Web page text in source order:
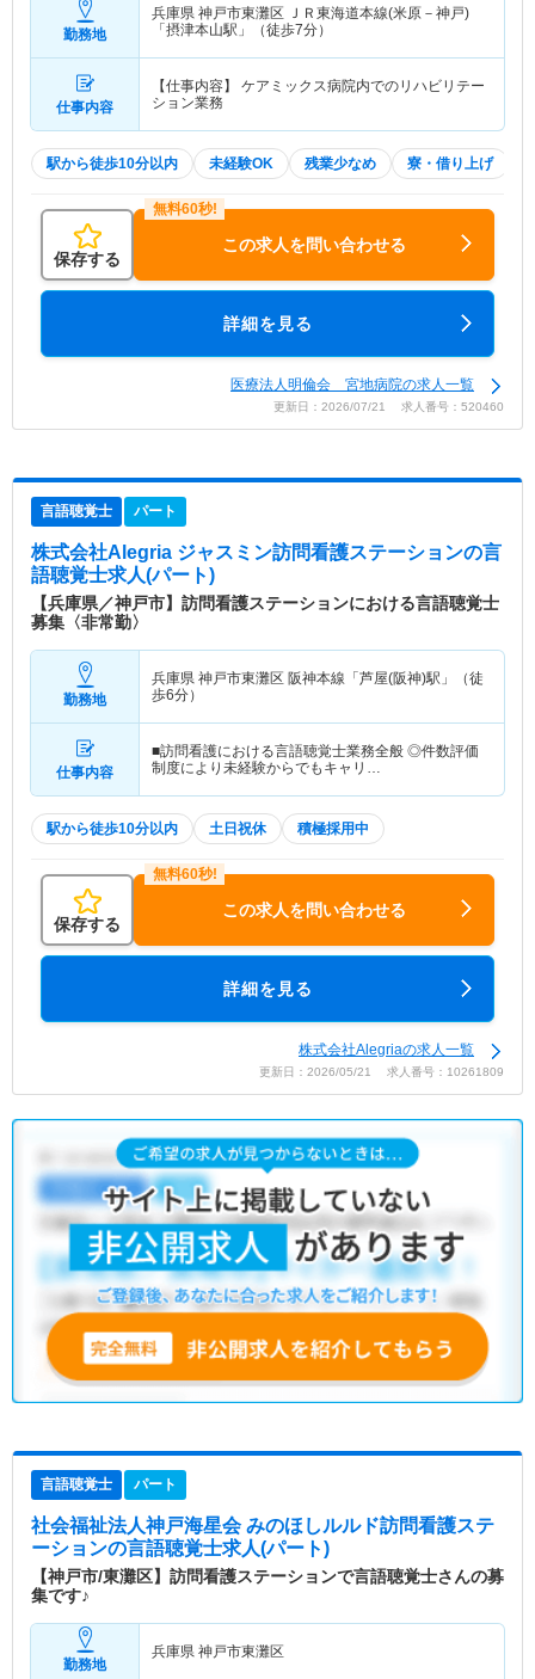
勤務地
兵庫県 神戸市東灘区 ＪＲ東海道本線(米原－神戸)
「摂津本山駅」（徒歩7分）
仕事内容
【仕事内容】 ケアミックス病院内でのリハビリテー
ション業務
駅から徒歩10分以内 未経験OK 残業少なめ 寮・借り上げ
保存する
この求人を問い合わせる
詳細を見る
医療法人明倫会 宮地病院の求人一覧
更新日：2026/07/21 求人番号：520460
言語聴覚士 パート
株式会社Alegria ジャスミン訪問看護ステーションの言
語聴覚士求人(パート)
【兵庫県／神戸市】訪問看護ステーションにおける言語聴覚士
募集〈非常勤〉
勤務地
兵庫県 神戸市東灘区 阪神本線「芦屋(阪神)駅」（徒
歩6分）
仕事内容
■訪問看護における言語聴覚士業務全般 ◎件数評価
制度により未経験からでもキャリ…
駅から徒歩10分以内 土日祝休 積極採用中
保存する
この求人を問い合わせる
詳細を見る
株式会社Alegriaの求人一覧
更新日：2026/05/21 求人番号：10261809
言語聴覚士 パート
社会福祉法人神戸海星会 みのほしルルド訪問看護ステ
ーションの言語聴覚士求人(パート)
【神戸市/東灘区】訪問看護ステーションで言語聴覚士さんの募
集です♪
勤務地
兵庫県 神戸市東灘区